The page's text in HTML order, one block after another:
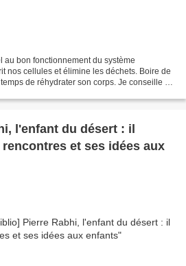
au bon fonctionnement du système
nos cellules et élimine les déchets. Boire de
de réhydrater son corps. Je conseille à
l'enfant du désert : il
et ses idées aux